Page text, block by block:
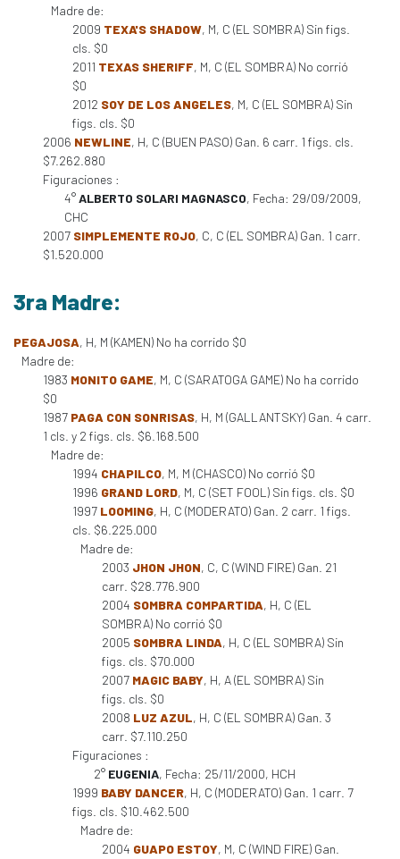
Madre de:
2009 TEXA'S SHADOW, M, C (EL SOMBRA) Sin figs.
cls. $0
2011 TEXAS SHERIFF, M, C (EL SOMBRA) No corrió
$0
2012 SOY DE LOS ANGELES, M, C (EL SOMBRA) Sin
figs. cls. $0
2006 NEWLINE, H, C (BUEN PASO) Gan. 6 carr. 1 figs. cls.
$7.262.880
Figuraciones :
4°ALBERTO SOLARI MAGNASCO, Fecha: 29/09/2009,
CHC
2007 SIMPLEMENTE ROJO, C, C (EL SOMBRA) Gan. 1 carr.
$1.520.000
3ra Madre:
PEGAJOSA, H, M (KAMEN) No ha corrido $0
Madre de:
1983 MONITO GAME, M, C (SARATOGA GAME) No ha corrido
$0
1987 PAGA CON SONRISAS, H, M (GALLANTSKY) Gan. 4 carr.
1 cls. y 2 figs. cls. $6.168.500
Madre de:
1994 CHAPILCO, M, M (CHASCO) No corrió $0
1996 GRAND LORD, M, C (SET FOOL) Sin figs. cls. $0
1997 LOOMING, H, C (MODERATO) Gan. 2 carr. 1 figs.
cls. $6.225.000
Madre de:
2003 JHON JHON, C, C (WIND FIRE) Gan. 21
carr. $28.776.900
2004 SOMBRA COMPARTIDA, H, C (EL
SOMBRA) No corrió $0
2005 SOMBRA LINDA, H, C (EL SOMBRA) Sin
figs. cls. $70.000
2007 MAGIC BABY, H, A (EL SOMBRA) Sin
figs. cls. $0
2008 LUZ AZUL, H, C (EL SOMBRA) Gan. 3
carr. $7.110.250
Figuraciones :
2° EUGENIA, Fecha: 25/11/2000, HCH
1999 BABY DANCER, H, C (MODERATO) Gan. 1 carr. 7
figs. cls. $10.462.500
Madre de:
2004 GUAPO ESTOY, M, C (WIND FIRE) Gan.